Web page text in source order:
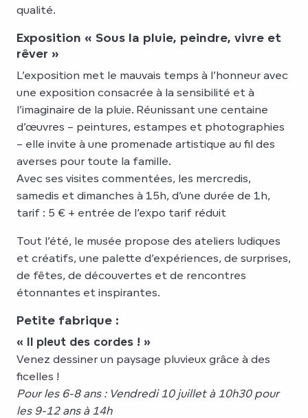
qualité.
Exposition « Sous la pluie, peindre, vivre et
rêver »
L’exposition met le mauvais temps à l’honneur avec
une exposition consacrée à la sensibilité et à
l’imaginaire de la pluie. Réunissant une centaine
d’œuvres – peintures, estampes et photographies
– elle invite à une promenade artistique au fil des
averses pour toute la famille.
Avec ses visites commentées, les mercredis,
samedis et dimanches à 15h, d’une durée de 1h,
tarif : 5 € + entrée de l’expo tarif réduit
Tout l’été, le musée propose des ateliers ludiques
et créatifs, une palette d’expériences, de surprises,
de fêtes, de découvertes et de rencontres
étonnantes et inspirantes.
Petite fabrique :
« Il pleut des cordes ! »
Venez dessiner un paysage pluvieux grâce à des
ficelles !
Pour les 6-8 ans : Vendredi 10 juillet à 10h30 pour
les 9-12 ans à 14h